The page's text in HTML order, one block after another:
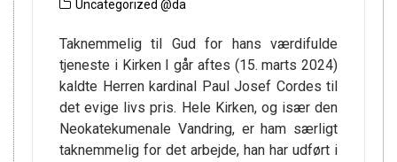
Uncategorized @da
Taknemmelig til Gud for hans værdifulde
tjeneste i Kirken I går aftes (15. marts 2024)
kaldte Herren kardinal Paul Josef Cordes til
det evige livs pris. Hele Kirken, og især den
Neokatekumenale Vandring, er ham særligt
taknemmelig for det arbejde, han har udført i